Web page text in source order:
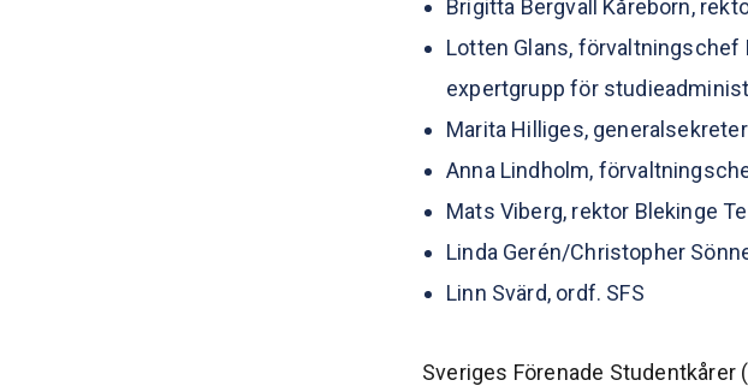
Brigitta Bergvall Kåreborn,
Lotten Glans,
expertgrupp för
Marita Hilliges,
Anna Lindholm,
Mats Viberg, rektor Blekinge
Linda Gerén/Christopher
Linn Svärd, ordf. SFS
Sveriges Förenade Studentkårer